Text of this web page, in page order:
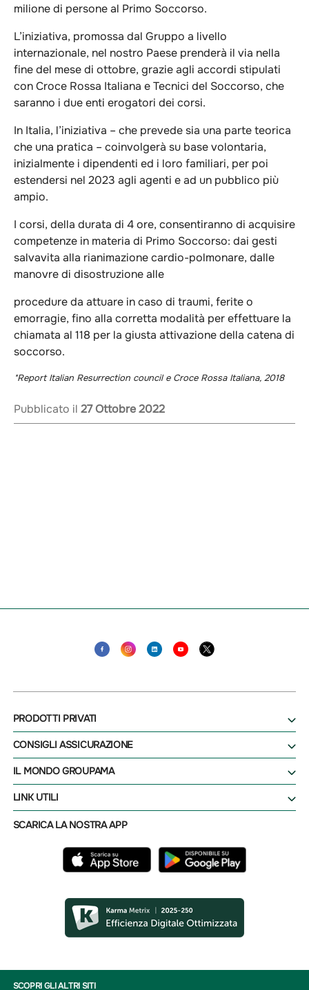
milione di persone al Primo Soccorso.
L’iniziativa, promossa dal Gruppo a livello
internazionale, nel nostro Paese prenderà il via nella
fine del mese di ottobre, grazie agli accordi stipulati
con Croce Rossa Italiana e Tecnici del Soccorso, che
saranno i due enti erogatori dei corsi.
In Italia, l’iniziativa – che prevede sia una parte teorica
che una pratica – coinvolgerà su base volontaria,
inizialmente i dipendenti ed i loro familiari, per poi
estendersi nel 2023 agli agenti e ad un pubblico più
ampio.
I corsi, della durata di 4 ore, consentiranno di acquisire
competenze in materia di Primo Soccorso: dai gesti
salvavita alla rianimazione cardio-polmonare, dalle
manovre di disostruzione alle
procedure da attuare in caso di traumi, ferite o
emorragie, fino alla corretta modalità per effettuare la
chiamata al 118 per la giusta attivazione della catena di
soccorso.
*Report Italian Resurrection council e Croce Rossa Italiana, 2018
Pubblicato il 27 Ottobre 2022
PRODOTTI PRIVATI
CONSIGLI ASSICURAZIONE
IL MONDO GROUPAMA
LINK UTILI
SCARICA LA NOSTRA APP
SCOPRI GLI ALTRI SITI